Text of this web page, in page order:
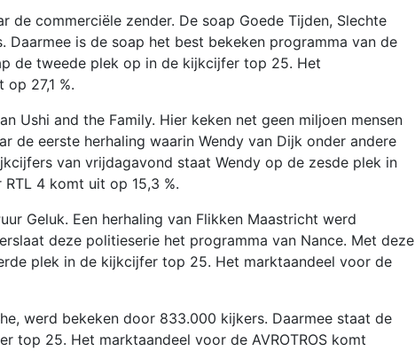
de commerciële zender. De soap Goede Tijden, Slechte
Daarmee is de soap het best bekeken programma van de
de tweede plek op in de kijkcijfer top 25. Het
27,1 %.
Ushi and the Family. Hier keken net geen miljoen mensen
de eerste herhaling waarin Wendy van Dijk onder andere
van vrijdagavond staat Wendy op de zesde plek in
4 komt uit op 15,3 %.
Geluk. Een herhaling van Flikken Maastricht werd
deze politieserie het programma van Nance. Met deze
plek in de kijkcijfer top 25. Het marktaandeel voor de
werd bekeken door 833.000 kijkers. Daarmee staat de
top 25. Het marktaandeel voor de AVROTROS komt